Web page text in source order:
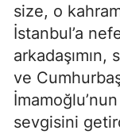
size, o
İstanbul’a
arkadaşımın,
ve
sevgisini